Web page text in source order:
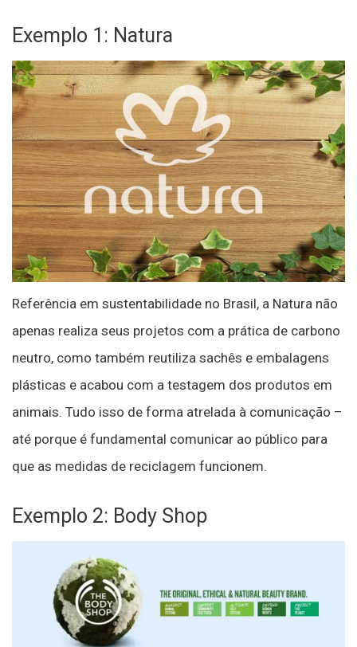
Exemplo 1: Natura
Referência em sustentabilidade no Brasil, a Natura não
apenas realiza seus projetos com a prática de carbono
neutro, como também reutiliza sachês e embalagens
plásticas e acabou com a testagem dos produtos em
animais. Tudo isso de forma atrelada à comunicação –
até porque é fundamental comunicar ao público para
que as medidas de reciclagem funcionem.
Exemplo 2: Body Shop